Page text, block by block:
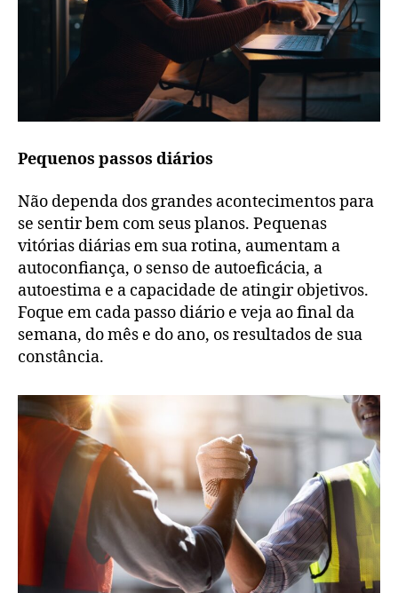
Pequenos passos diários
Não dependa dos grandes acontecimentos para
se sentir bem com seus planos. Pequenas
vitórias diárias em sua rotina, aumentam a
autoconfiança, o senso de autoeficácia, a
autoestima e a capacidade de atingir objetivos.
Foque em cada passo diário e veja ao final da
semana, do mês e do ano, os resultados de sua
constância.